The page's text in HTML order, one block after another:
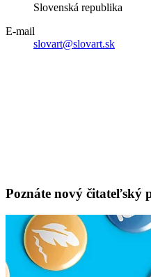
Slovenská republika
E-mail
slovart@slovart.sk
Poznáte nový čitateľský